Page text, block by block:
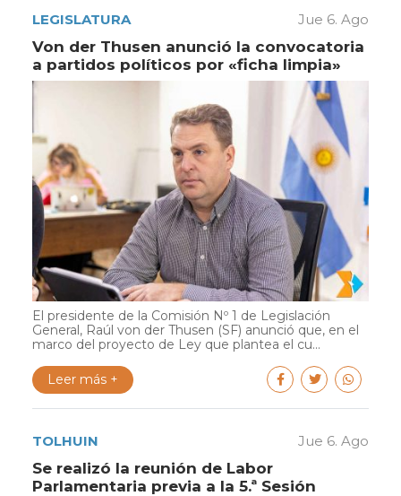
LEGISLATURA Jue 6. Ago
Von der Thusen anunció la convocatoria
a partidos políticos por «ficha limpia»
El presidente de la Comisión Nº 1 de Legislación
General, Raúl von der Thusen (SF) anunció que, en el
marco del proyecto de Ley que plantea el cu...
Leer más +
TOLHUIN Jue 6. Ago
Se realizó la reunión de Labor
Parlamentaria previa a la 5.ª Sesión